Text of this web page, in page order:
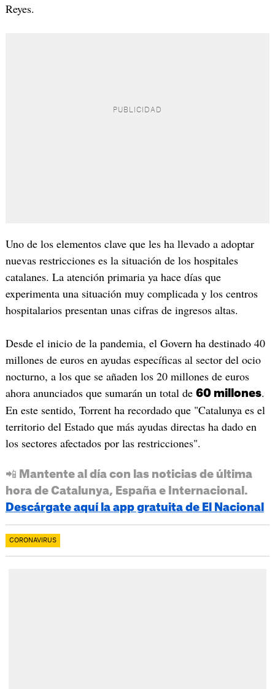
Reyes.
Uno de los elementos clave que les ha llevado a adoptar
nuevas restricciones es la situación de los hospitales
catalanes. La atención primaria ya hace días que
experimenta una situación muy complicada y los centros
hospitalarios presentan unas cifras de ingresos altas.
Desde el inicio de la pandemia, el Govern ha destinado 40
millones de euros en ayudas específicas al sector del ocio
nocturno, a los que se añaden los 20 millones de euros
ahora anunciados que sumarán un total de 60 millones.
En este sentido, Torrent ha recordado que "Catalunya es el
territorio del Estado que más ayudas directas ha dado en
los sectores afectados por las restricciones".
📲 Mantente al día con las noticias de última
hora de Catalunya, España e Internacional.
Descárgate aquí la app gratuita de El Nacional
CORONAVIRUS